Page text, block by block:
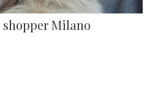
shopper Milano